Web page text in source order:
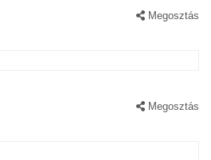
Megosztás
Megosztás